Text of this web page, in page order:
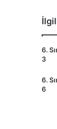
6.
3
6.
6